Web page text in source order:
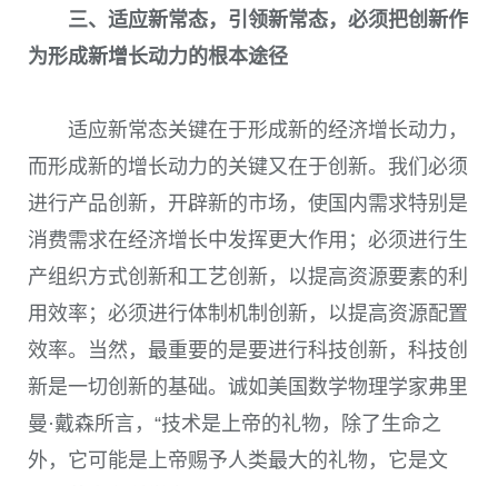
三、适应新常态，引领新常态，必须把创新作
为形成新增长动力的根本途径
适应新常态关键在于形成新的经济增长动力，
而形成新的增长动力的关键又在于创新。我们必须
进行产品创新，开辟新的市场，使国内需求特别是
消费需求在经济增长中发挥更大作用；必须进行生
产组织方式创新和工艺创新，以提高资源要素的利
用效率；必须进行体制机制创新，以提高资源配置
效率。当然，最重要的是要进行科技创新，科技创
新是一切创新的基础。诚如美国数学物理学家弗里
曼·戴森所言，“技术是上帝的礼物，除了生命之
外，它可能是上帝赐予人类最大的礼物，它是文